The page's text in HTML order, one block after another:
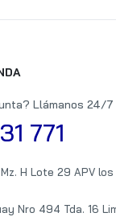
Llámanos 24/7
771
H Lote 29 APV
Nro 494 Tda. 16